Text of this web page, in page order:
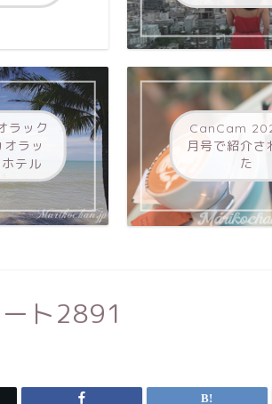
ラック
ラッ
テル
CanCam
月号で紹介さ
た
ト2891